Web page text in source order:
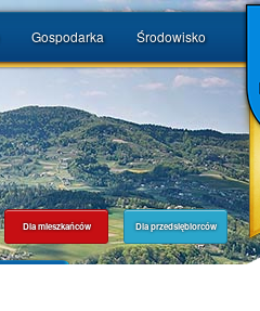
Gospodarka Środowisko
Dla mieszkańców Dla przedsiębiorców